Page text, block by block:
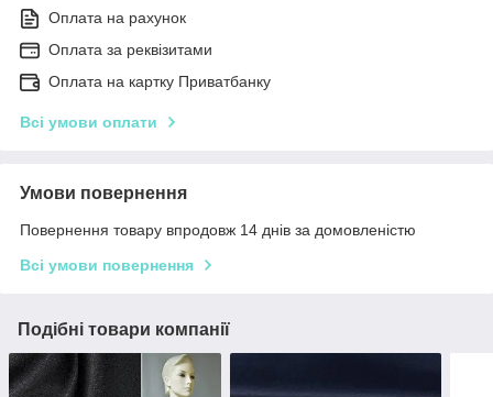
Оплата на рахунок
Оплата за реквізитами
Оплата на картку Приватбанку
Всі умови оплати
Умови повернення
Повернення товару впродовж 14 днів за домовленістю
Всі умови повернення
Подібні товари компанії